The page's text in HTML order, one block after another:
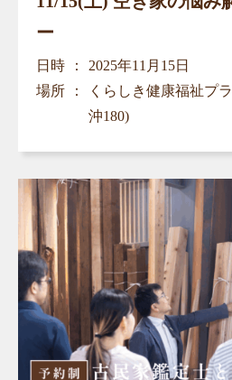
ー
日時
2025年11月15日
場所
くらしき健康福祉プ
沖180)